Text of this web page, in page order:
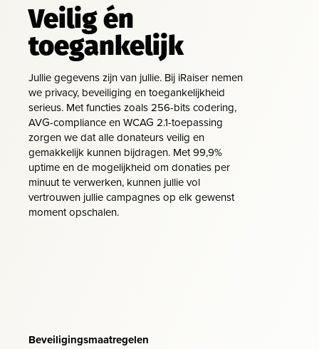
Veilig én
toegankelijk
Jullie gegevens zijn van jullie. Bij iRaiser nemen
we privacy, beveiliging en toegankelijkheid
serieus. Met functies zoals 256-bits codering,
AVG-compliance en WCAG 2.1-toepassing
zorgen we dat alle donateurs veilig en
gemakkelijk kunnen bijdragen. Met 99,9%
uptime en de mogelijkheid om donaties per
minuut te verwerken, kunnen jullie vol
vertrouwen jullie campagnes op elk gewenst
moment opschalen.
Beveiligingsmaatregelen